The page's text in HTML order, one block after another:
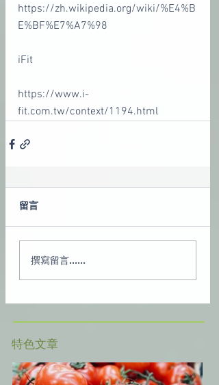
https://zh.wikipedia.org/wiki/%E4%B
E%BF%E7%A7%98
iFit
https://www.i-
fit.com.tw/context/1194.html
留言
撰寫留言......
​特色文章